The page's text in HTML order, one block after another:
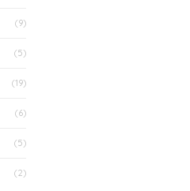
(9)
(5)
(19)
(6)
(5)
(2)